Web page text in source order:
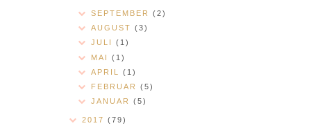
SEPTEMBER(2)
AUGUST(3)
JULI(1)
MAI(1)
APRIL(1)
FEBRUAR(5)
JANUAR(5)
2017 (79)